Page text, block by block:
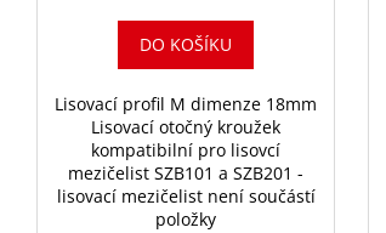
DO KOŠÍKU
Lisovací profil M dimenze 18mm
Lisovací otočný kroužek
kompatibilní pro lisovcí
mezičelist SZB101 a SZB201 -
lisovací mezičelist není součástí
položky